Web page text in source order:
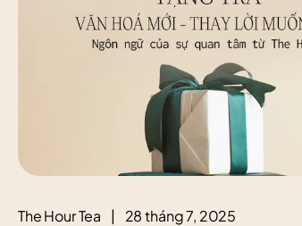
The Hour Tea | 28 tháng 7, 2025